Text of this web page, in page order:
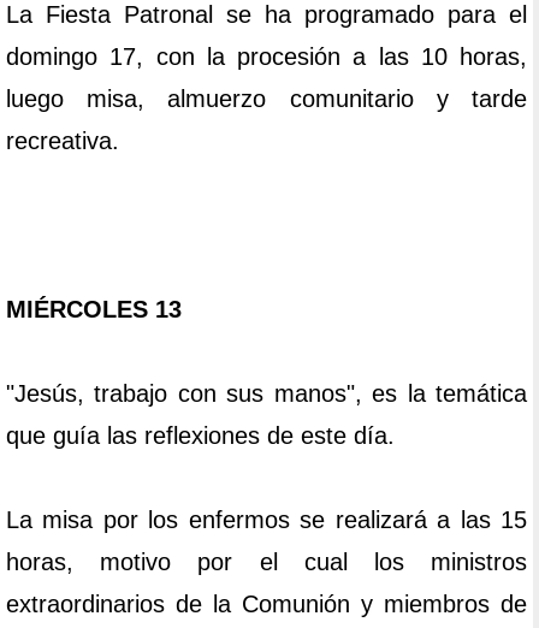
La Fiesta Patronal se ha programado para el
domingo 17, con la procesión a las 10 horas,
luego misa, almuerzo comunitario y tarde
recreativa.
MIÉRCOLES 13
"Jesús, trabajo con sus manos", es la temática
que guía las reflexiones de este día.
La misa por los enfermos se realizará a las 15
horas, motivo por el cual los ministros
extraordinarios de la Comunión y miembros de